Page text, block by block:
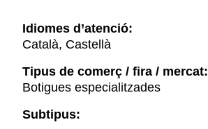
Idiomes d’atenció:
Català, Castellà
Tipus de comerç / fira / mercat:
Botigues especialitzades
Subtipus: